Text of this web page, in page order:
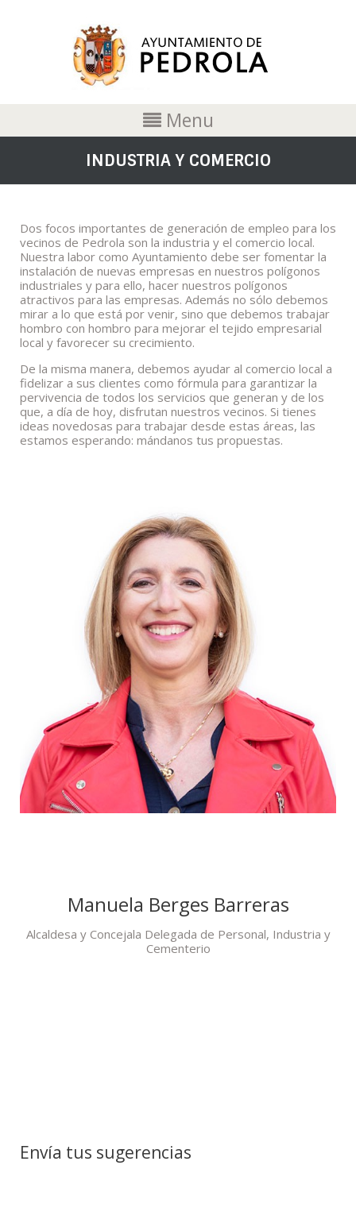
Menu
INDUSTRIA Y COMERCIO
Dos focos importantes de generación de empleo para los
vecinos de Pedrola son la industria y el comercio local.
Nuestra labor como Ayuntamiento debe ser fomentar la
instalación de nuevas empresas en nuestros polígonos
industriales y para ello, hacer nuestros polígonos
atractivos para las empresas. Además no sólo debemos
mirar a lo que está por venir, sino que debemos trabajar
hombro con hombro para mejorar el tejido empresarial
local y favorecer su crecimiento.
De la misma manera, debemos ayudar al comercio local a
fidelizar a sus clientes como fórmula para garantizar la
pervivencia de todos los servicios que generan y de los
que, a día de hoy, disfrutan nuestros vecinos. Si tienes
ideas novedosas para trabajar desde estas áreas, las
estamos esperando: mándanos tus propuestas.
Manuela Berges Barreras
Alcaldesa y Concejala Delegada de Personal, Industria y
Cementerio
Envía tus sugerencias